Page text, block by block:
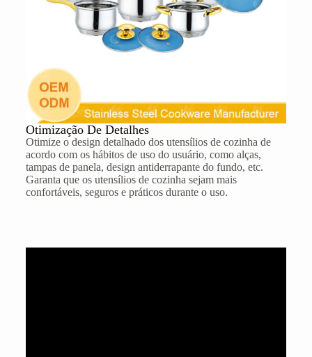
Otimização De Detalhes
Otimize o design detalhado dos utensílios de cozinha de
acordo com os hábitos de uso do usuário, como alças,
tampas de panela, design antiderrapante do fundo, etc.
Garanta que os utensílios de cozinha sejam mais
confortáveis, seguros e práticos durante o uso.